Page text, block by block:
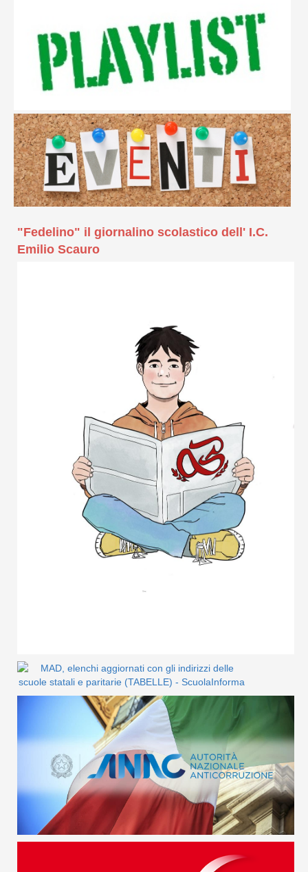
"Fedelino" il giornalino scolastico dell' I.C.
Emilio Scauro